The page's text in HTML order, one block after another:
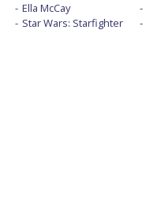
Ella McCay
Star Wars: Starfighter